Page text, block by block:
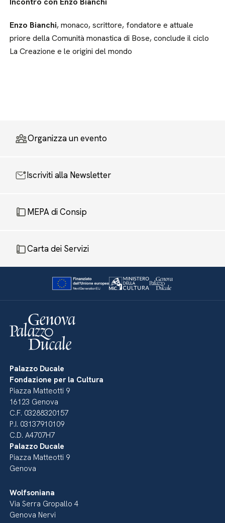
Enzo Bianchi, monaco, scrittore, fondatore e attuale
priore della Comunità monastica di Bose, conclude il ciclo
La Creazione e le origini del mondo
Organizza un evento
Iscriviti alla Newsletter
MEPA di Consip
Carta dei Servizi
Palazzo Ducale
Fondazione per la Cultura
Piazza Matteotti 9
16123 Genova
C.F. 03288320157
P.I. 03137910109
C.D. A4707H7
Palazzo Ducale
Piazza Matteotti 9
Genova
Wolfsoniana
Via Serra Gropallo 4
Genova Nervi